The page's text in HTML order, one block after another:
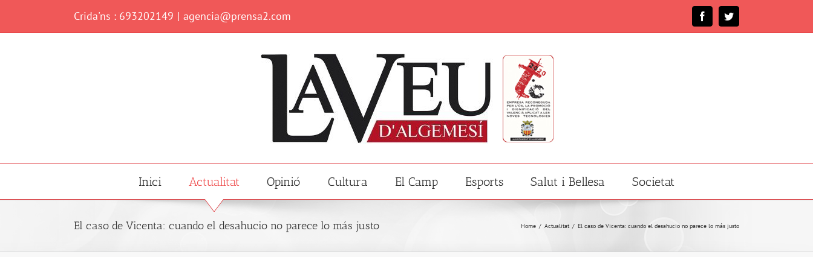
content
Crida'ns : 693202149 | agencia@prensa2.com FacebookTwitter
Inici Actualitat Opinió Cultura El Camp Esports Salut i Bellesa Societat
El caso de Vicenta: cuando el desahucio no parece lo más justo Home / Actualitat / El caso de Vicenta: cuando el desahucio no parece lo más justo